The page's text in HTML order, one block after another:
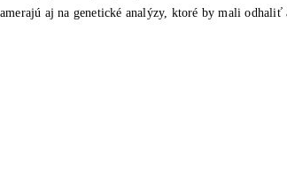
aj na genetické analýzy, ktoré by mali odhaliť